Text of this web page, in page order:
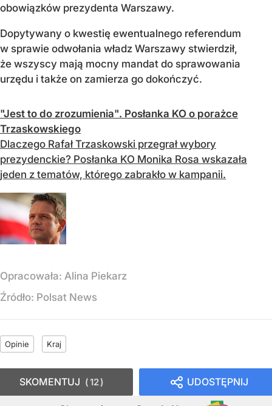
obowiązków prezydenta Warszawy.
Dopytywany o kwestię ewentualnego referendum
w sprawie odwołania władz Warszawy stwierdził,
że wszyscy mają mocny mandat do sprawowania
urzędu i także on zamierza go dokończyć.
"Jest to do zrozumienia". Posłanka KO o porażce
Trzaskowskiego
Dlaczego Rafał Trzaskowski przegrał wybory
prezydenckie? Posłanka KO Monika Rosa wskazała
jeden z tematów, którego zabrakło w kampanii.
Opracowała: Alina Piekarz
Źródło: Polsat News
Opinie Kraj
UDOSTĘPNIJ
SKOMENTUJ 12